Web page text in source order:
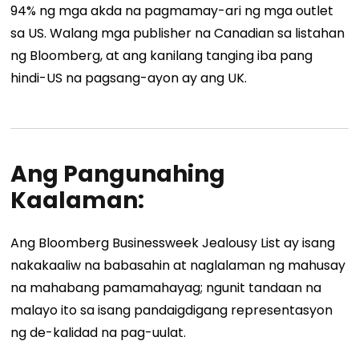
94% ng mga akda na pagmamay-ari ng mga outlet
sa US. Walang mga publisher na Canadian sa listahan
ng Bloomberg, at ang kanilang tanging iba pang
hindi-US na pagsang-ayon ay ang UK.
Ang Pangunahing
Kaalaman:
Ang Bloomberg Businessweek Jealousy List ay isang
nakakaaliw na babasahin at naglalaman ng mahusay
na mahabang pamamahayag; ngunit tandaan na
malayo ito sa isang pandaigdigang representasyon
ng de-kalidad na pag-uulat.